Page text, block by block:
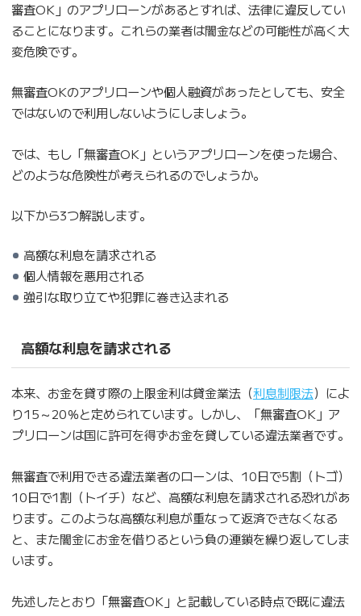
審査OK」のアプリローンがあるとすれば、法律に違反してい
ることになります。これらの業者は闇金などの可能性が高く大
変危険です。
無審査OKのアプリローンや個人融資があったとしても、安全
ではないので利用しないようにしましょう。
では、もし「無審査OK」というアプリローンを使った場合、
どのような危険性が考えられるのでしょうか。
以下から3つ解説します。
高額な利息を請求される
個人情報を悪用される
強引な取り立てや犯罪に巻き込まれる
高額な利息を請求される
本来、お金を貸す際の上限金利は貸金業法（利息制限法）によ
り15～20％と定められています。しかし、「無審査OK」ア
プリローンは国に許可を得ずお金を貸している違法業者です。
無審査で利用できる違法業者のローンは、10日で5割（トゴ）
10日で1割（トイチ）など、高額な利息を請求される恐れがあ
ります。このような高額な利息が重なって返済できなくなる
と、また闇金にお金を借りるという負の連鎖を繰り返してしま
います。
先述したとおり「無審査OK」と記載している時点で既に違法